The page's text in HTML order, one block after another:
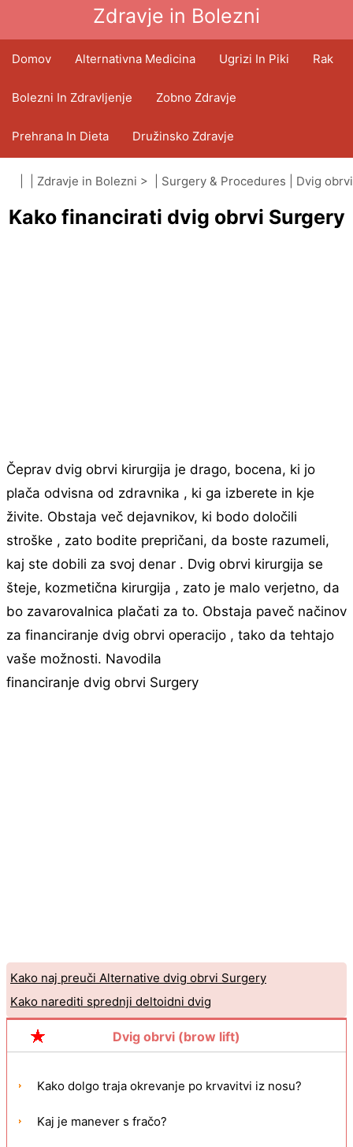
Zdravje in Bolezni
Domov Alternativna Medicina Ugrizi In Piki Rak
Bolezni In Zdravljenje Zobno Zdravje
Prehrana In Dieta Družinsko Zdravje
Zdravstveni Sektor Duševno Zdravje
Javno Zdravje In Varnost Operacije In Posegi
Zdravje in Bolezni > | Surgery & Procedures Dvig obrvi
(brow lift)
Kako financirati dvig obrvi Surgery
Čeprav dvig obrvi kirurgija je drago, bocena, ki jo
plača odvisna od zdravnika , ki ga izberete in kje
živite. Obstaja več dejavnikov, ki bodo določili
stroške , zato bodite prepričani, da boste razumeli,
kaj ste dobili za svoj denar . Dvig obrvi kirurgija se
šteje, kozmetična kirurgija , zato je malo verjetno, da
bo zavarovalnica plačati za to. Obstaja paveč načinov
za financiranje dvig obrvi operacijo , tako da tehtajo
vaše možnosti. Navodila
financiranje dvig obrvi Surgery
Kako naj preuči Alternative dvig obrvi Surgery
Kako narediti sprednji deltoidni dvig
Dvig obrvi (brow lift)
Kako dolgo traja okrevanje po krvavitvi iz nosu?
Kaj je manever s fračo?